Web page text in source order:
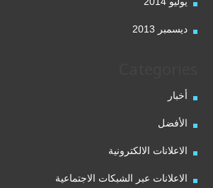
ديسمبر 2013
أخبار
الأفضل
الاعلانات الالكترونية
الاعلانات عبر الشبكات الاجتماعية